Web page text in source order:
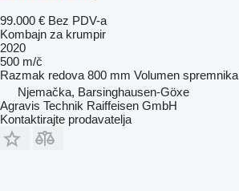
99.000 € Bez PDV-a
Kombajn za krumpir
2020
500 m/č
Razmak redova 800 mm Volumen spremnika
Njemačka, Barsinghausen-Göxe
Agravis Technik Raiffeisen GmbH
Kontaktirajte prodavatelja